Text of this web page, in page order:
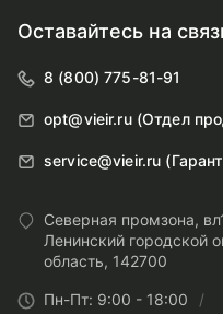
Оставайтесь на
8 (800) 775-81-91
opt@vieir.ru (Отдел
service@vieir.ru
Северная промзона,
Ленинский городской
область, 142700
Пн-Пт: 9:00 - 18:00